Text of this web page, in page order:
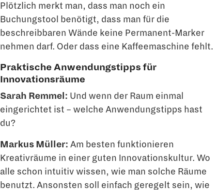
Plötzlich merkt man, dass man noch ein
Buchungstool benötigt, dass man für die
beschreibbaren Wände keine Permanent-Marker
nehmen darf. Oder dass eine Kaffeemaschine fehlt.
Praktische Anwendungstipps für
Innovationsräume
Sarah Remmel: Und wenn der Raum einmal
eingerichtet ist – welche Anwendungs­tipps hast
du?
Markus Müller: Am besten funktionieren
Kreativräume in einer guten Innovationskul­tur. Wo
alle schon intuitiv wissen, wie man solche Räume
benutzt. Ansonsten soll ein­fach geregelt sein, wie